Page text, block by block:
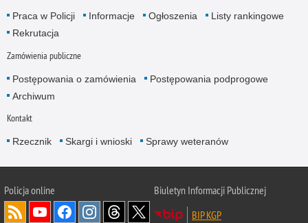
Praca w Policji Informacje Ogłoszenia
Listy rankingowe
Rekrutacja
Zamówienia publiczne
Postępowania o zamówienia
Postępowania podprogowe
Archiwum
Kontakt
Rzecznik Skargi i wnioski Sprawy weteranów
Policjaonline
Biuletyn Informacji Publicznej
BIP KGP